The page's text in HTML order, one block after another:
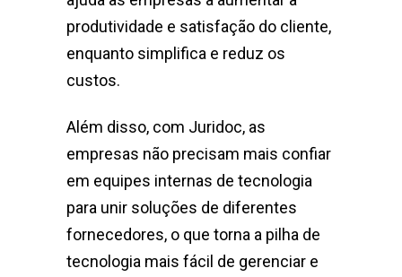
produtividade e satisfação do cliente,
enquanto simplifica e reduz os
custos.
Além disso, com Juridoc, as
empresas não precisam mais confiar
em equipes internas de tecnologia
para unir soluções de diferentes
fornecedores, o que torna a pilha de
tecnologia mais fácil de gerenciar e